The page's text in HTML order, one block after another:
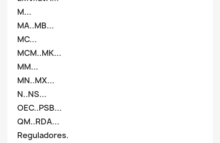
M...
MA..MB...
MC...
MCM..MK...
MM...
MN..MX...
N..NS...
OEC..PSB...
QM..RDA...
Reguladores.